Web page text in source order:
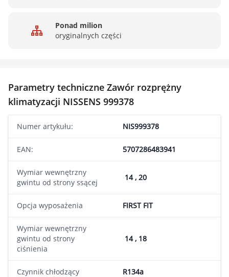
Ponad milion
oryginalnych części
Parametry techniczne Zawór rozprężny
klimatyzacji NISSENS 999378
Numer artykułu: NIS999378
EAN: 5707286483941
Wymiar wewnętrzny
gwintu od strony ssącej
14 , 20
Opcja wyposażenia FIRST FIT
Wymiar wewnętrzny
gwintu od strony
ciśnienia
14 , 18
Czynnik chłodzący R134a